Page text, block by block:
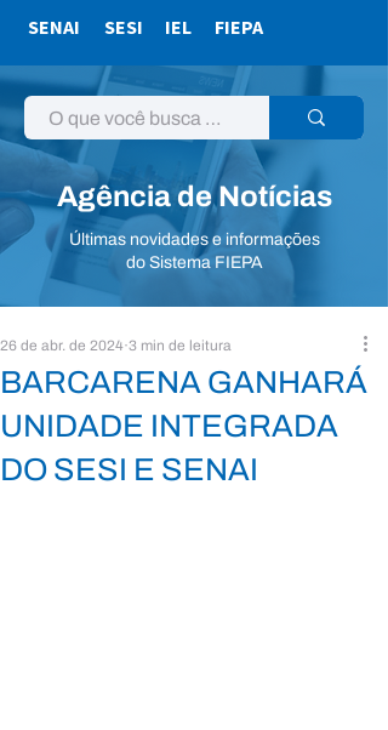
SENAI SESI IEL FIEPA
Agência de Notícias
Últimas novidades e informações
do Sistema FIEPA
BARCARENA GANHARÁ
UNIDADE INTEGRADA
DO SESI E SENAI
26 de abr. de 2024 3 min de leitura